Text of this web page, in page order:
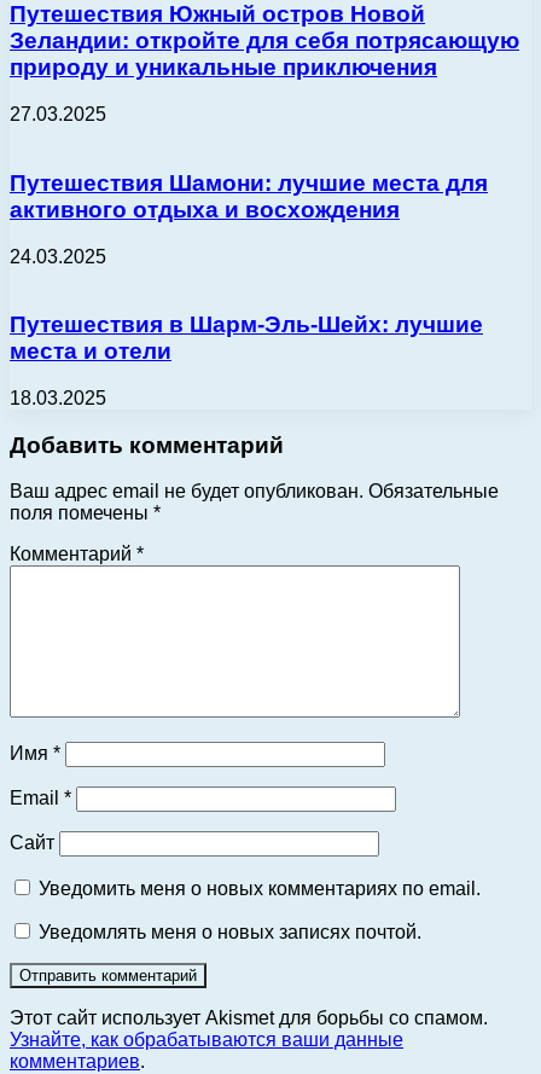
Путешествия Южный остров Новой
Зеландии: откройте для себя потрясающую
природу и уникальные приключения
27.03.2025
Путешествия Шамони: лучшие места для
активного отдыха и восхождения
24.03.2025
Путешествия в Шарм-Эль-Шейх: лучшие
места и отели
18.03.2025
Добавить комментарий
Ваш адрес email не будет опубликован. Обязательные
поля помечены *
Комментарий *
Имя *
Email *
Сайт
Уведомить меня о новых комментариях по email.
Уведомлять меня о новых записях почтой.
Этот сайт использует Akismet для борьбы со спамом.
Узнайте, как обрабатываются ваши данные
комментариев.